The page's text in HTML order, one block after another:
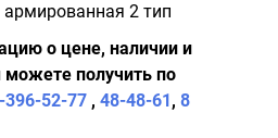
2 тип
о цене, наличии и
можете получить по
396-52-77 , 48-48-61, 8